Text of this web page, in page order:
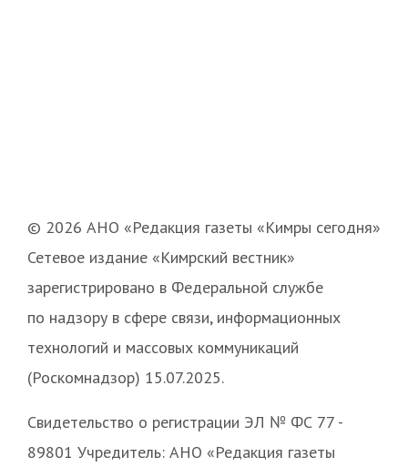
© 2026 АНО «Редакция газеты «Кимры сегодня»
Сетевое издание «Кимрский вестник»
зарегистрировано в Федеральной службе
по надзору в сфере связи, информационных
технологий и массовых коммуникаций
(Роскомнадзор) 15.07.2025.
Свидетельство о регистрации ЭЛ № ФС 77 -
89801 Учредитель: АНО «Редакция газеты